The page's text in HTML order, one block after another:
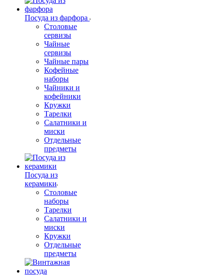
Посуда из фарфора
Столовые
сервизы
Чайные
сервизы
Чайные пары
Кофейные
наборы
Чайники и
кофейники
Кружки
Тарелки
Салатники и
миски
Отдельные
предметы
Посуда из
керамики
Столовые
наборы
Тарелки
Салатники и
миски
Кружки
Отдельные
предметы